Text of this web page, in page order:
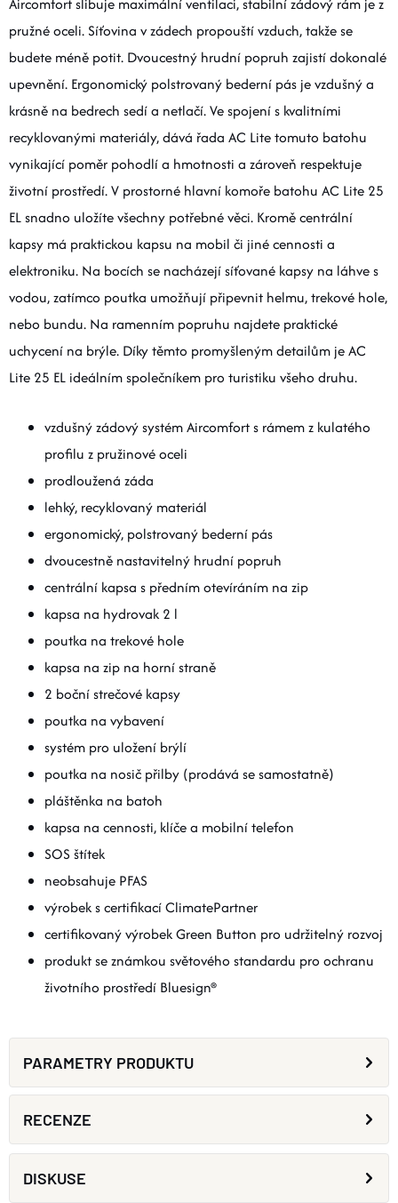
pružné oceli. Síťovina v zádech propouští vzduch, takže se
budete méně potit. Dvoucestný hrudní popruh zajistí dokonalé
upevnění. Ergonomický polstrovaný bederní pás je vzdušný a
krásně na bedrech sedí a netlačí. Ve spojení s kvalitními
recyklovanými materiály, dává řada AC Lite tomuto batohu
vynikající poměr pohodlí a hmotnosti a zároveň respektuje
životní prostředí. V prostorné hlavní komoře batohu AC Lite 25
EL snadno uložíte všechny potřebné věci. Kromě centrální
kapsy má praktickou kapsu na mobil či jiné cennosti a
elektroniku. Na bocích se nacházejí síťované kapsy na láhve s
vodou, zatímco poutka umožňují připevnit helmu, trekové hole,
nebo bundu. Na ramenním popruhu najdete praktické
uchycení na brýle. Díky těmto promyšleným detailům je AC
Lite 25 EL ideálním společníkem pro turistiku všeho druhu.
vzdušný zádový systém Aircomfort s rámem z kulatého
profilu z pružinové oceli
prodloužená záda
lehký, recyklovaný materiál
ergonomický, polstrovaný bederní pás
dvoucestně nastavitelný hrudní popruh
centrální kapsa s předním otevíráním na zip
kapsa na hydrovak 2 l
poutka na trekové hole
kapsa na zip na horní straně
2 boční strečové kapsy
poutka na vybavení
systém pro uložení brýlí
poutka na nosič přilby (prodává se samostatně)
pláštěnka na batoh
kapsa na cennosti, klíče a mobilní telefon
SOS štítek
neobsahuje PFAS
výrobek s certifikací ClimatePartner
certifikovaný výrobek Green Button pro udržitelný rozvoj
produkt se známkou světového standardu pro ochranu
životního prostředí Bluesign®
PARAMETRY PRODUKTU
RECENZE
DISKUSE